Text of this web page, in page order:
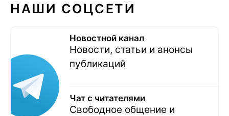
НАШИ СОЦСЕТИ
Новостной канал
Новости, статьи и анонсы
публикаций
Чат с читателями
Свободное общение и